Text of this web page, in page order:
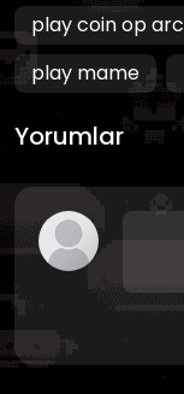
play coin op
play mame
Yorumlar